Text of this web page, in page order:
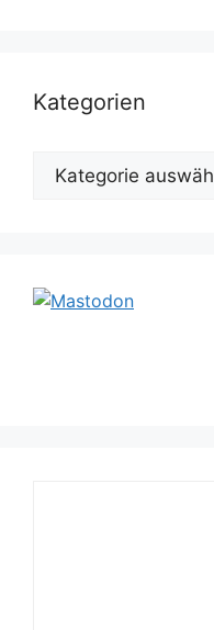
Kategorien
Kategorien